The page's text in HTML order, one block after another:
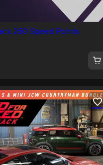
250 Speed Points